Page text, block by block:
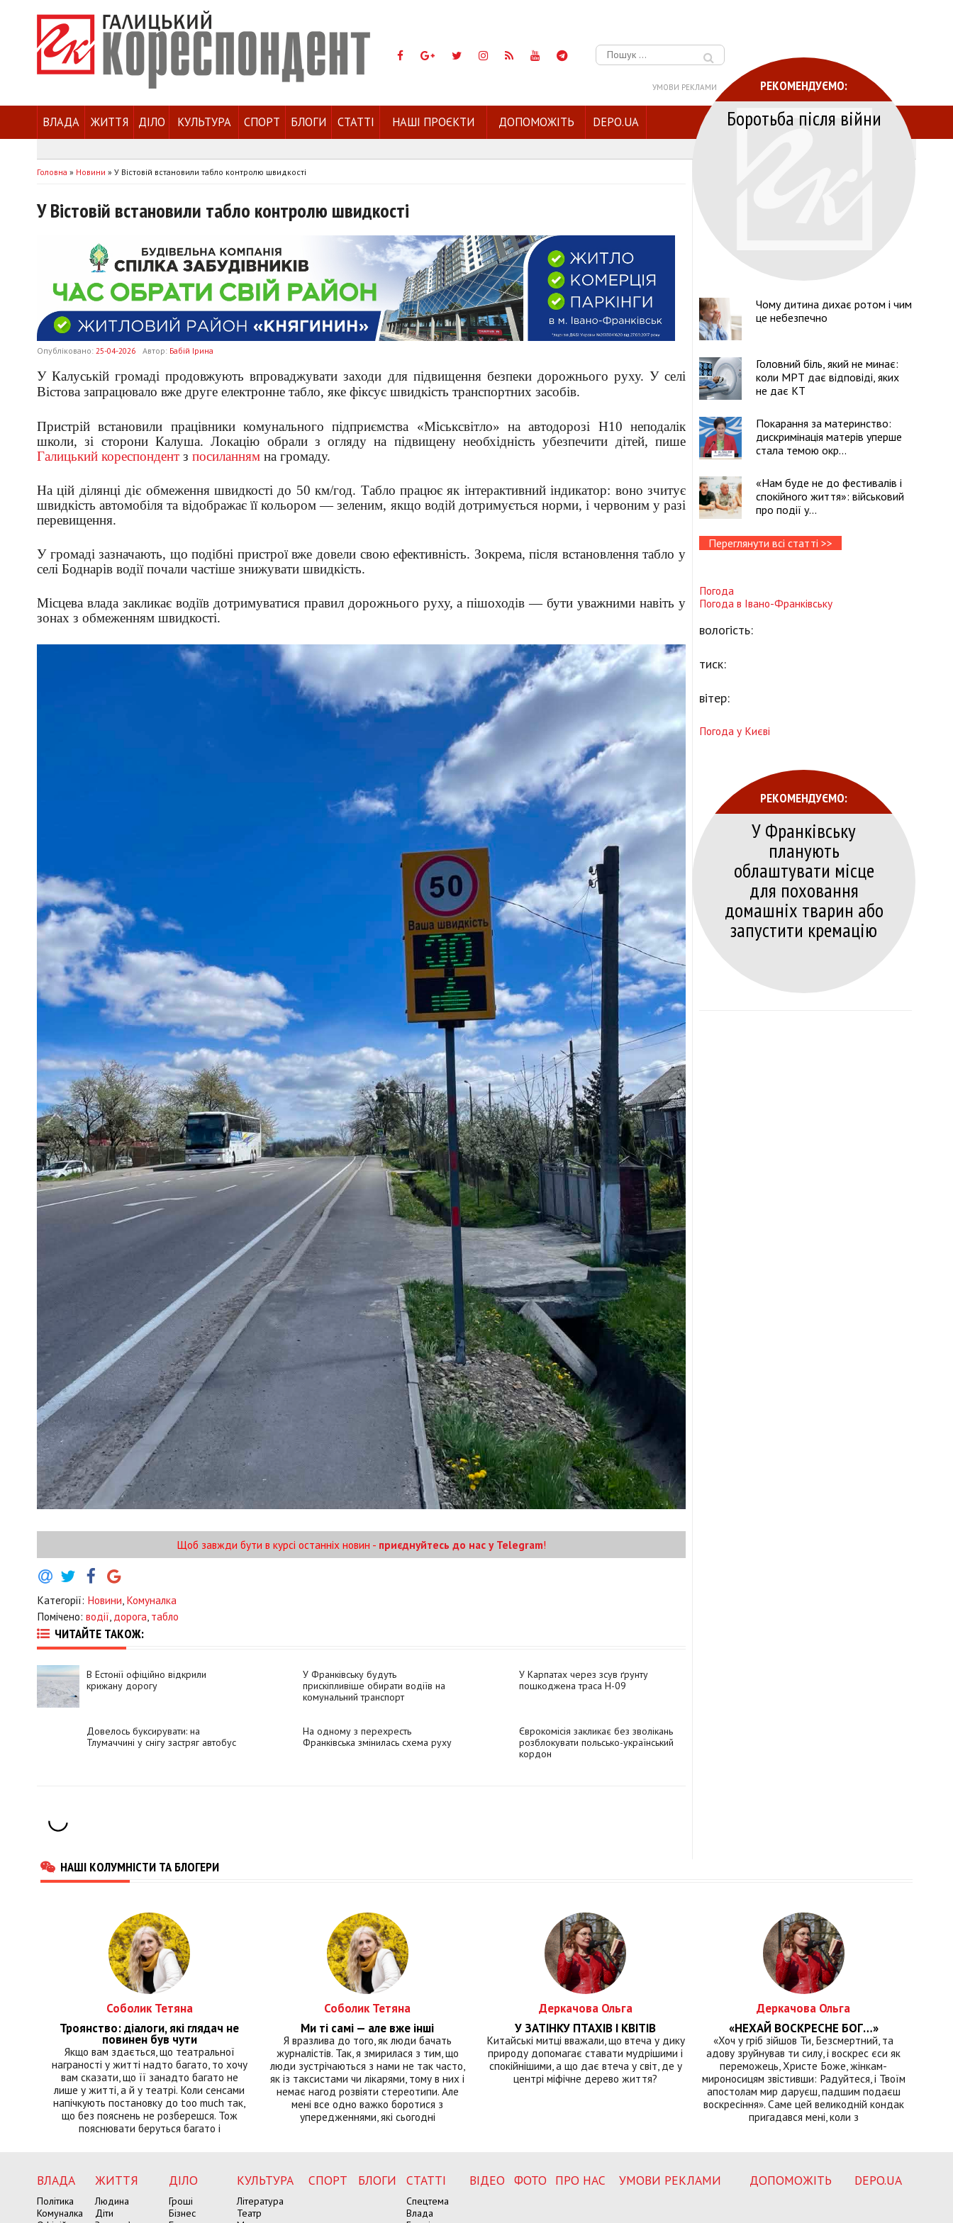
Пошук:
УМОВИ РЕКЛАМИ
ВЛАДА ЖИТТЯ ДІЛО КУЛЬТУРА СПОРТ БЛОГИ СТАТТІ НАШІ ПРОЄКТИ ДОПОМОЖІТЬ DEPO.UA
Головна » Новини » У Вістовій встановили табло контролю швидкості
У Вістовій встановили табло контролю швидкості
Опубліковано: 25-04-2026 Автор: Бабій Ірина
У Калуській громаді продовжують впроваджувати заходи для підвищення безпеки дорожнього руху. У селі
Вістова запрацювало вже друге електронне табло, яке фіксує швидкість транспортних засобів.
Пристрій встановили працівники комунального підприємства «Міськсвітло» на автодорозі Н10 неподалік
школи, зі сторони Калуша. Локацію обрали з огляду на підвищену необхідність убезпечити дітей, пише
Галицький кореспондент з посиланням на громаду.
На цій ділянці діє обмеження швидкості до 50 км/год. Табло працює як інтерактивний індикатор: воно зчитує
швидкість автомобіля та відображає її кольором — зеленим, якщо водій дотримується норми, і червоним у разі
перевищення.
У громаді зазначають, що подібні пристрої вже довели свою ефективність. Зокрема, після встановлення табло у
селі Боднарів водії почали частіше знижувати швидкість.
Місцева влада закликає водіїв дотримуватися правил дорожнього руху, а пішоходів — бути уважними навіть у
зонах з обмеженням швидкості.
Щоб завжди бути в курсі останніх новин - приєднуйтесь до нас у Telegram!
Категорії: Новини, Комуналка
Помічено: водії, дорога, табло
ЧИТАЙТЕ ТАКОЖ:
В Естонії офіційно відкрили
крижану дорогу
У Франківську будуть
прискіпливіше обирати водіїв на
комунальний транспорт
У Карпатах через зсув ґрунту
пошкоджена траса Н-09
Довелось буксирувати: на
Тлумаччині у снігу застряг автобус
На одному з перехресть
Франківська змінилась схема руху
Єврокомісія закликає без зволікань
розблокувати польсько-український
кордон
РЕКОМЕНДУЄМО:
Боротьба після війни
Чому дитина дихає ротом і чим
це небезпечно
Головний біль, який не минає:
коли МРТ дає відповіді, яких
не дає КТ
Покарання за материнство:
дискримінація матерів уперше
стала темою окр...
«Нам буде не до фестивалів і
спокійного життя»: військовий
про події у...
Переглянути всі статті >>
Погода
Погода в Івано-Франківську
вологість:
тиск:
вітер:
Погода у Києві
РЕКОМЕНДУЄМО:
У Франківську
планують
облаштувати місце
для поховання
домашніх тварин або
запустити кремацію
НАШІ КОЛУМНІСТИ ТА БЛОГЕРИ
Соболик Тетяна
Троянство: діалоги, які глядач не
повинен був чути
Якщо вам здається, що театральної
награності у житті надто багато, то хочу
вам сказати, що її занадто багато не
лише у житті, а й у театрі. Коли сенсами
напічкують постановку до too much так,
що без пояснень не розберешся. Тож
пояснювати беруться багато і
Соболик Тетяна
Ми ті самі — але вже інші
Я вразлива до того, як люди бачать
журналістів. Так, я змирилася з тим, що
люди зустрічаються з нами не так часто,
як із таксистами чи лікарями, тому в них і
немає нагод розвіяти стереотипи. Але
мені все одно важко боротися з
упередженнями, які сьогодні
Деркачова Ольга
У ЗАТІНКУ ПТАХІВ І КВІТІВ
Китайські митці вважали, що втеча у дику
природу допомагає ставати мудрішими і
спокійнішими, а що дає втеча у світ, де у
центрі міфічне дерево життя?
Деркачова Ольга
«НЕХАЙ ВОСКРЕСНЕ БОГ…»
«Хоч у гріб зійшов Ти, Безсмертний, та
адову зруйнував ти силу, і воскрес єси як
переможець, Христе Боже, жінкам-
мироносицям звістивши: Радуйтеся, і Твоїм
апостолам мир даруєш, падшим подаєш
воскресіння». Саме цей великодній кондак
пригадався мені, коли з
ВЛАДА
Політика
Комуналка
ЖИТТЯ
Людина
Діти
ДІЛО
Гроші
Бізнес
КУЛЬТУРА
Література
Театр
СПОРТ БЛОГИ СТАТТІ
Спецтема
Влада
ВІДЕО ФОТО ПРО НАС УМОВИ РЕКЛАМИ ДОПОМОЖІТЬ DEPO.UA